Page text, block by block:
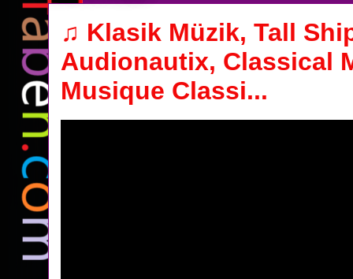
♫ Klasik Müzik, Tall
Audionautix, Classical
Musique Classi...